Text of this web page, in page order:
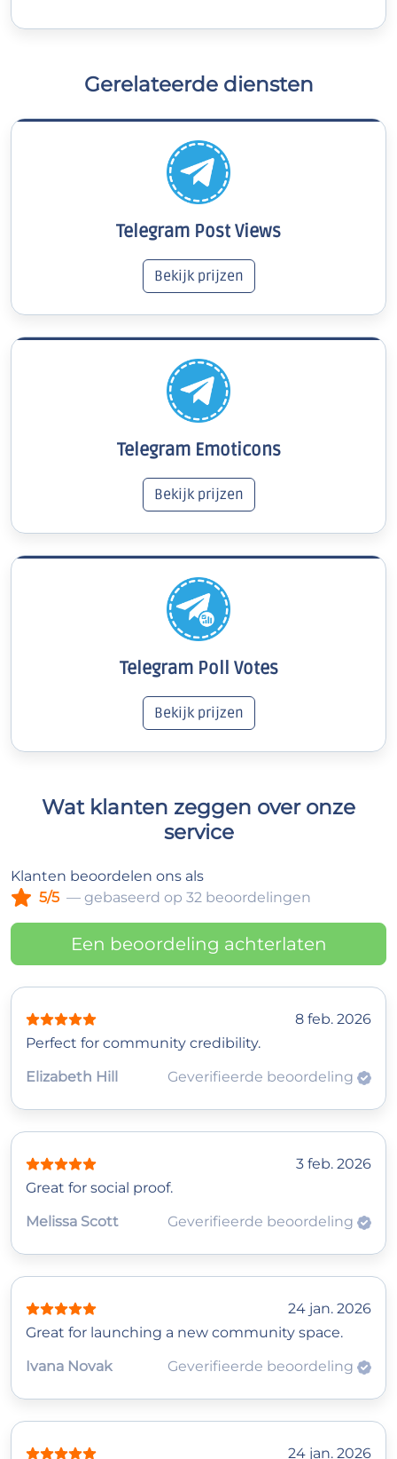
Gerelateerde diensten
Telegram Post Views
Bekijk prijzen
Telegram Emoticons
Bekijk prijzen
Telegram Poll Votes
Bekijk prijzen
Wat klanten zeggen over onze
service
Klanten beoordelen ons als
5/5 — gebaseerd op 32 beoordelingen
Een beoordeling achterlaten
8 feb. 2026
Perfect for community credibility.
Elizabeth Hill
Geverifieerde beoordeling
3 feb. 2026
Great for social proof.
Melissa Scott
Geverifieerde beoordeling
24 jan. 2026
Great for launching a new community space.
Ivana Novak
Geverifieerde beoordeling
24 jan. 2026